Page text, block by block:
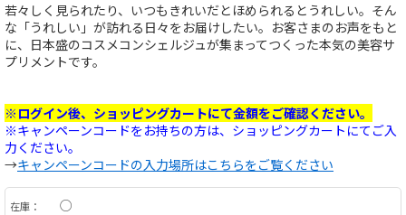
若々しく見られたり、いつもきれいだとほめられるとうれしい。そん
な「うれしい」が訪れる日々をお届けしたい。お客さまのお声をもと
に、日本盛のコスメコンシェルジュが集まってつくった本気の美容サ
プリメントです。
※ログイン後、ショッピングカートにて金額をご確認ください。
※キャンペーンコードをお持ちの方は、ショッピングカートにてご入
力ください。
→キャンペーンコードの入力場所はこちらをご覧ください
在庫： ○